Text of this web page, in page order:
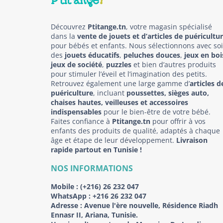
Découvrez Ptitange.tn, votre magasin spécialisé
dans la vente de jouets et d’articles de
pour bébés et enfants. Nous sélectionnons avec
des jouets éducatifs, peluches douces, jeux en
jeux de société, puzzles et bien d’autres produits
pour stimuler l’éveil et l’imagination des petits.
Retrouvez également une large gamme d’articles
puériculture, incluant poussettes, sièges auto,
chaises hautes, veilleuses et accessoires
indispensables pour le bien-être de votre bébé.
Faites confiance à Ptitange.tn pour offrir à vos
enfants des produits de qualité, adaptés à chaque
âge et étape de leur développement. Livraison
rapide partout en Tunisie !
NOS INFORMATIONS
Mobile : (+216) 26 232 047
WhatsApp : +216 26 232 047
Adresse : Avenue l'ère nouvelle, Résidence Riadh
Ennasr II, Ariana, Tunisie.